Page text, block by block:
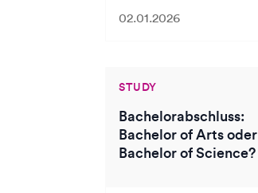
02.01.2026
STUDY
Bachelorabschluss:
Bachelor of Arts oder
Bachelor of Science?